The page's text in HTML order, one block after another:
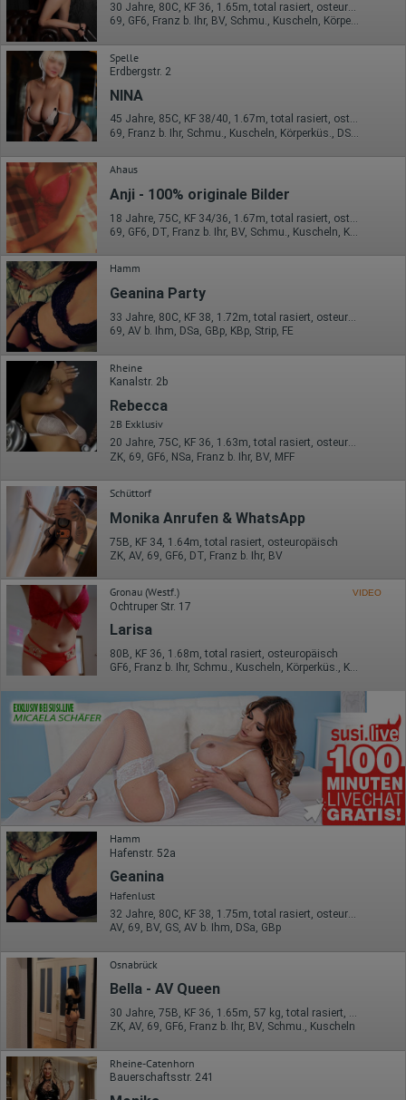
30 Jahre, 80C, KF 36, 1.65m, total rasiert, osteuropäisch
69, GF6, Franz b. Ihr, BV, Schmu., Kuscheln, Körperküs., Strip
Spelle
Erdbergstr. 2
NINA
45 Jahre, 85C, KF 38/40, 1.67m, total rasiert, osteuropäisch
Ahaus
Anji - 100% originale Bilder
69, GF6, DT, Franz b. Ihr, BV, Schmu., Kuscheln, Körperküs.
Hamm
Geanina Party
33 Jahre, 80C, KF 38, 1.72m, total rasiert, osteuropäisch
69, AV b. Ihm, DSa, GBp, KBp, Strip, FE
Rheine
Kanalstr. 2b
Rebecca
2B Exklusiv
20 Jahre, 75C, KF 36, 1.63m, total rasiert, osteuropäisch
ZK, 69, GF6, NSa, Franz b. Ihr, BV, MFF
Schüttorf
Monika Anrufen & WhatsApp
75B, KF 34, 1.64m, total rasiert, osteuropäisch
ZK, AV, 69, GF6, DT, Franz b. Ihr, BV
Gronau (Westf.) VIDEO
Ochtruper Str. 17
Larisa
80B, KF 36, 1.68m, total rasiert, osteuropäisch
GF6, Franz b. Ihr, Schmu., Kuscheln, Körperküs., KBp, EL, Mast.
Hamm
Hafenstr. 52a
Geanina
Hafenlust
32 Jahre, 80C, KF 38, 1.75m, total rasiert, osteuropäisch
AV, 69, BV, GS, AV b. Ihm, DSa, GBp
Osnabrück
Bella - AV Queen
30 Jahre, 75B, KF 36, 1.65m, 57 kg, total rasiert, osteuropäisch
ZK, AV, 69, GF6, Franz b. Ihr, BV, Schmu., Kuscheln
Rheine-Catenhorn
Bauerschaftsstr. 241